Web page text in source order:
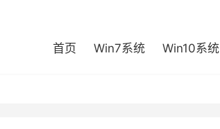
首页 Win7系统 Win10系统